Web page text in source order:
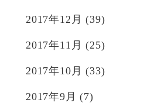
2017年12月 (39)
2017年11月 (25)
2017年10月 (33)
2017年9月 (7)